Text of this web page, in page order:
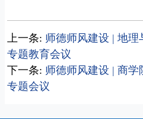
上一条: 师德师风建设 | 地
专题教育会议
下一条: 师德师风建设 | 商
专题会议